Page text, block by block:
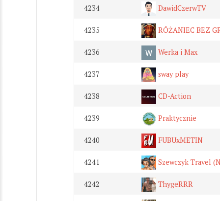
4234 DawidCzerwTV
4235 RÓŻANIEC BEZ
4236 Werka i Max
4237 sway play
4238 CD-Action
4239 Praktycznie
4240 FUBUxMETIN
4241 Szewczyk Travel
4242 ThygeRRR